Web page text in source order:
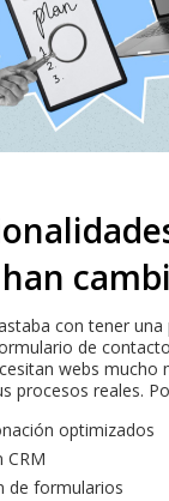
con tener una
de
webs mucho
procesos reales.
optimizados
CRM
de formularios